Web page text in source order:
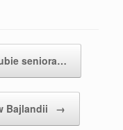
seniora…
Bajlandii →